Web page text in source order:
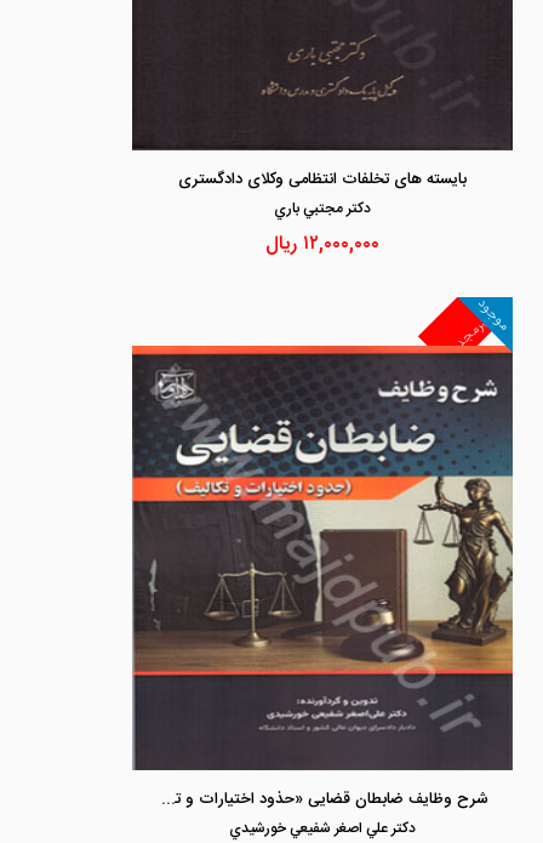
بایسته های تخلفات انتظامی وکلای دادگستری
دكتر مجتبي باري
۱۲,۰۰۰,۰۰۰ ریال
غیرمجد
موجود
شرح وظایف ضابطان قضایی «حذود اختیارات و تکالیف»
دكتر علي اصغر شفيعي خورشيدي